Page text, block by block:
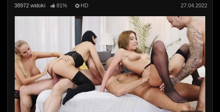
38972 widoki 81% HD 27.04.2022